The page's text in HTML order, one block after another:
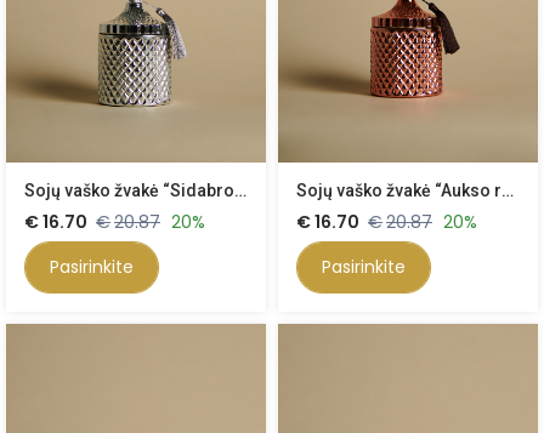
Sojų vaško žvakė “Sidabro Klasika”, 500 ml
€16.70 €20.87 20%
Pasirinkite
Sojų vaško žvakė “Aukso rožės klasika” 500 ml
€16.70 €20.87 20%
Pasirinkite